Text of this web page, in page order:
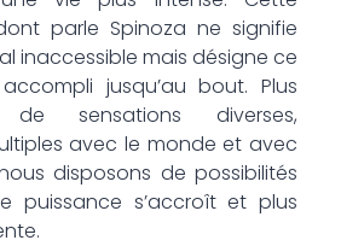
parle Spinoza ne signifie
inaccessible mais désigne ce
jusqu’au bout. Plus
sensations diverses,
avec le monde et avec
disposons de possibilités
puissance s’accroît et plus